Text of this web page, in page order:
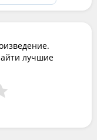
лучшие